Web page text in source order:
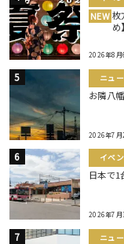
NEW 枚
め】
2026年8月
ニュ
お隣八
2026年7月
イベ
日本で1
2026年7月
ニュ